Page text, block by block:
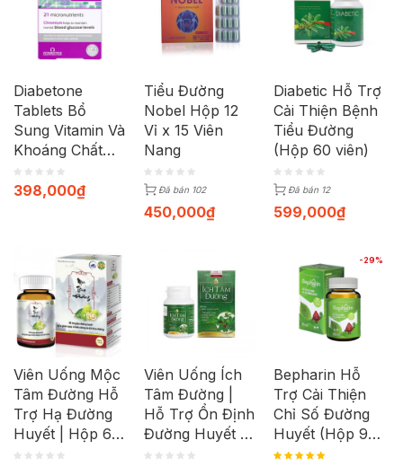
Diabetone
Tablets Bổ
Sung Vitamin Và
Khoáng Chất
Giảm Nguy Cơ
Đái Tháo
398,000₫
Tiểu Đường
Nobel Hộp 12
Vỉ x 15 Viên
Nang
Đã bán 102
450,000₫
Diabetic Hỗ Trợ
Cải Thiện Bệnh
Tiểu Đường
(Hộp 60 viên)
Đã bán 12
599,000₫
Viên Uống Mộc
Tâm Đường Hỗ
Trợ Hạ Đường
Huyết | Hộp 6
Vỉ x 10 Viên
Viên Uống Ích
Tâm Đường |
Hỗ Trợ Ổn Định
Đường Huyết |
Hộp 60 Viên
-29%
Bepharin Hỗ
Trợ Cải Thiện
Chỉ Số Đường
Huyết (Hộp 90
Viên)